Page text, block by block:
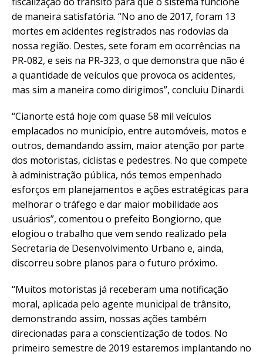
de maneira satisfatória. “No ano de 2017, foram 13
mortes em acidentes registrados nas rodovias da
nossa região. Destes, sete foram em ocorrências na
PR-082, e seis na PR-323, o que demonstra que não é
a quantidade de veículos que provoca os acidentes,
mas sim a maneira como dirigimos”, concluiu Dinardi.
“Cianorte está hoje com quase 58 mil veículos
emplacados no município, entre automóveis, motos e
outros, demandando assim, maior atenção por parte
dos motoristas, ciclistas e pedestres. No que compete
à administração pública, nós temos empenhado
esforços em planejamentos e ações estratégicas para
melhorar o tráfego e dar maior mobilidade aos
usuários”, comentou o prefeito Bongiorno, que
elogiou o trabalho que vem sendo realizado pela
Secretaria de Desenvolvimento Urbano e, ainda,
discorreu sobre planos para o futuro próximo.
“Muitos motoristas já receberam uma notificação
moral, aplicada pelo agente municipal de trânsito,
demonstrando assim, nossas ações também
direcionadas para a conscientização de todos. No
primeiro semestre de 2019 estaremos implantando no